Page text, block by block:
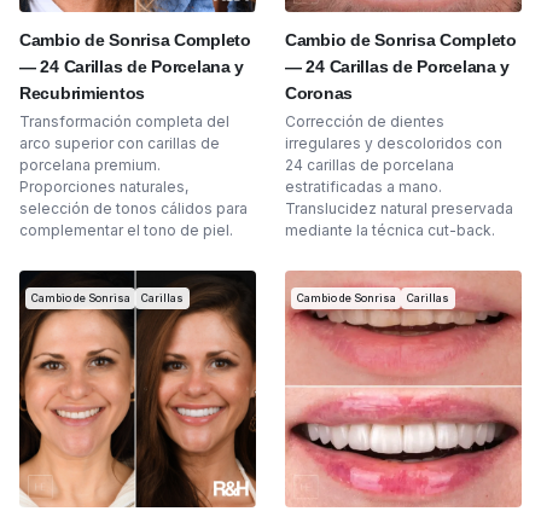
Cambio de Sonrisa Completo
— 24 Carillas de Porcelana y
Recubrimientos
Transformación completa del
arco superior con carillas de
porcelana premium.
Proporciones naturales,
selección de tonos cálidos para
complementar el tono de piel.
Cambio de Sonrisa Completo
— 24 Carillas de Porcelana y
Coronas
Corrección de dientes
irregulares y descoloridos con
24 carillas de porcelana
estratificadas a mano.
Translucidez natural preservada
mediante la técnica cut-back.
Cambio de Sonrisa Carillas Cambio de Sonrisa Carillas